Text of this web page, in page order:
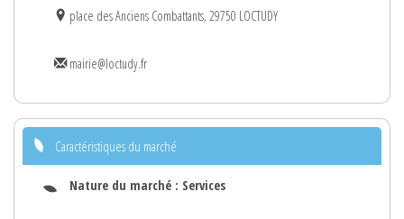
place des Anciens Combattants, 29750 LOCTUDY
mairie@loctudy.fr
Caractéristiques du marché
Nature du marché : Services